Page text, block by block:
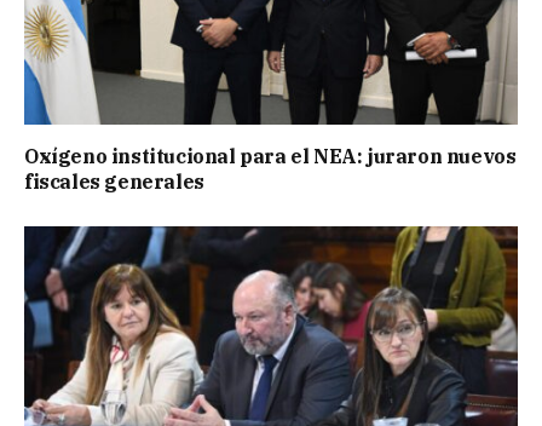
Oxígeno institucional para el NEA: juraron nuevos
fiscales generales